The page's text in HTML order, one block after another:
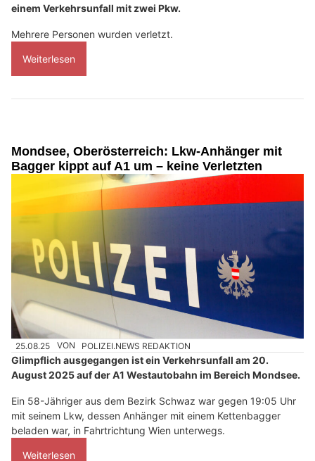
einem Verkehrsunfall mit zwei Pkw.
Mehrere Personen wurden verletzt.
Weiterlesen
Mondsee, Oberösterreich: Lkw-Anhänger mit
Bagger kippt auf A1 um – keine Verletzten
25.08.25 VON POLIZEI.NEWS REDAKTION
Glimpflich ausgegangen ist ein Verkehrsunfall am 20.
August 2025 auf der A1 Westautobahn im Bereich Mondsee.
Ein 58-Jähriger aus dem Bezirk Schwaz war gegen 19:05 Uhr
mit seinem Lkw, dessen Anhänger mit einem Kettenbagger
beladen war, in Fahrtrichtung Wien unterwegs.
Weiterlesen